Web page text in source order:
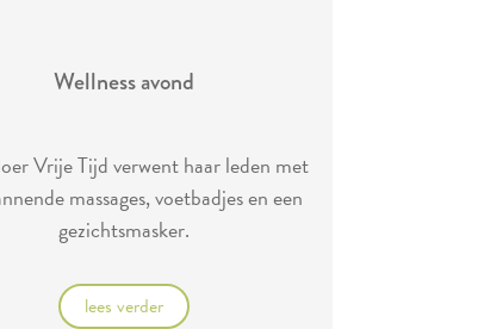
Wellness avond
Vrije Tijd verwent haar leden met
massages, voetbadjes en een
gezichtsmasker.
lees verder